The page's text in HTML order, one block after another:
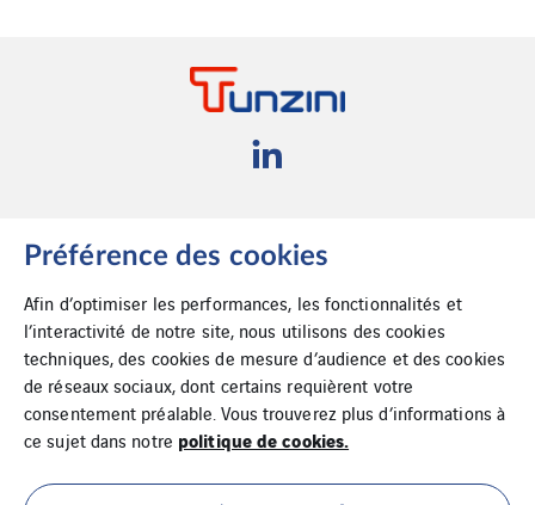
Plan du site
Préférence des cookies
Afin d’optimiser les performances, les fonctionnalités et
l’interactivité de notre site, nous utilisons des cookies
techniques, des cookies de mesure d’audience et des cookies
de réseaux sociaux, dont certains requièrent votre
consentement préalable. Vous trouverez plus d’informations à
ce sujet dans notre politique de cookies.